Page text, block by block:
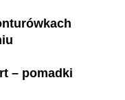
– pomadki